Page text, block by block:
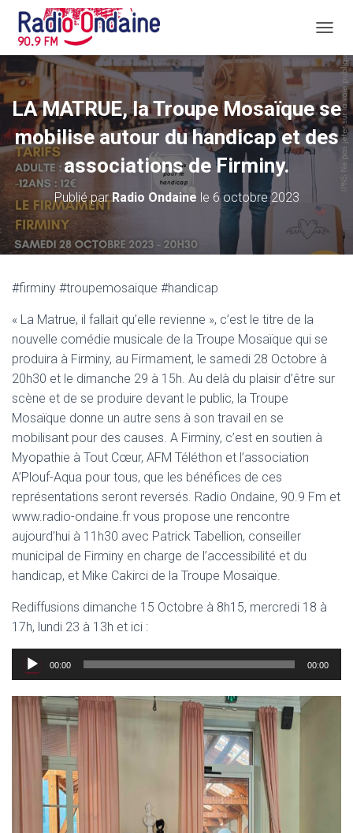
É
P
I
E
R
L
A
LA MATRUE, la Troupe Mosaïque se
mobilise autour du handicap et des
associations de Firminy.
Publié parRadio Ondaine le 6 octobre 2023
#firminy #troupemosaique #handicap
« La Matrue, il fallait qu’elle revienne », c’est le titre de la
nouvelle comédie musicale de la Troupe Mosaïque qui se
produira à Firminy, au Firmament, le samedi 28 Octobre à
20h30 et le dimanche 29 à 15h. Au delà du plaisir d’être sur
scène et de se produire devant le public, la Troupe
Mosaïque donne un autre sens à son travail en se
mobilisant pour des causes. A Firminy, c’est en soutien à
Myopathie à Tout Cœur, AFM Téléthon et l’association
A’Plouf-Aqua pour tous, que les bénéfices de ces
représentations seront reversés. Radio Ondaine, 90.9 Fm et
www.radio-ondaine.fr vous propose une rencontre
aujourd’hui à 11h30 avec Patrick Tabellion, conseiller
municipal de Firminy en charge de l’accessibilité et du
handicap, et Mike Cakirci de la Troupe Mosaïque.
Rediffusions dimanche 15 Octobre à 8h15, mercredi 18 à
17h, lundi 23 à 13h et ici :
Lecteur
audio
00:00 00:00